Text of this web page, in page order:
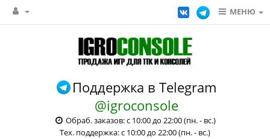
МЕНЮ
Поддержка в Telegram
@igroconsole
Обраб. заказов: с 10:00 до 22:00 (пн. - вс.)
Тех. поддержка: с 10:00 до 22:00 (пн. - вс.)